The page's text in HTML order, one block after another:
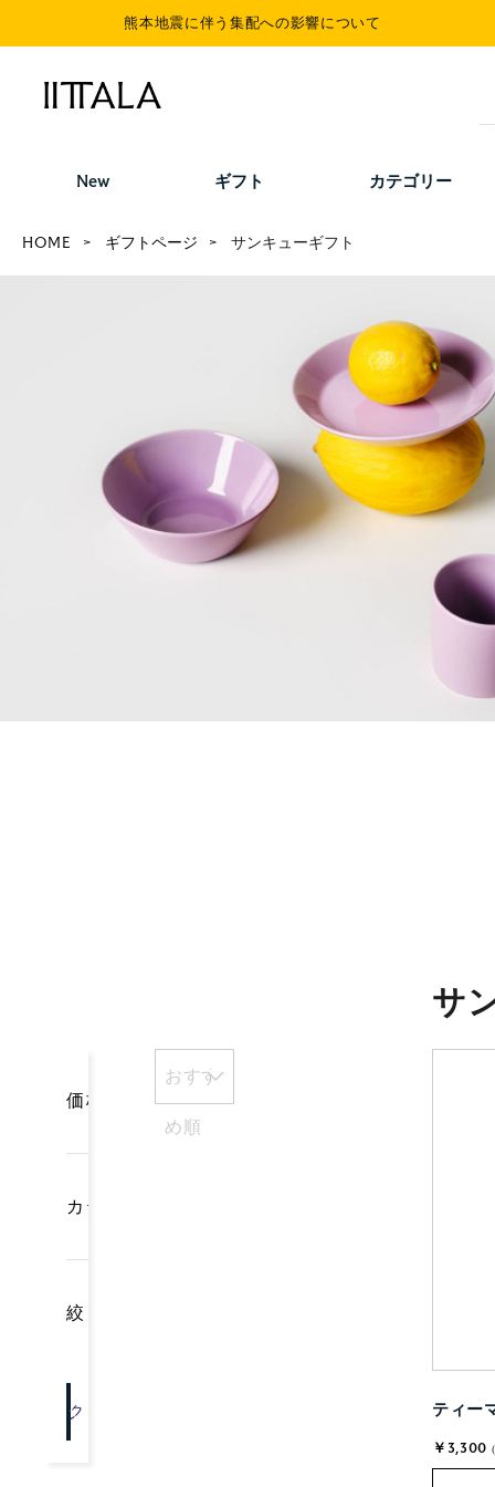
熊本地震に伴う集配への影響について
New ギフト カテゴリー
HOME ギフトページ サンキューギフト
サ
おすす
め順
価格
カテゴリー
絞り込み
クリア
OK ティー
￥3,300